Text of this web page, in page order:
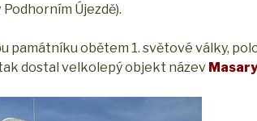
Újezdě).
památníku obětem 1. světové války,
dostal velkolepý objekt název